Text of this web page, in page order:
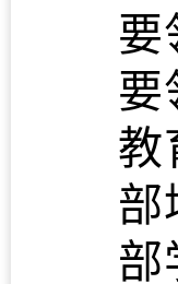
要
要
教
部
部